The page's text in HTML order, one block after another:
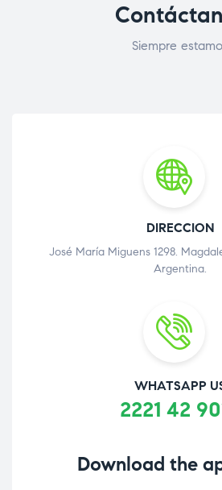
Siempre
DIRECCION
José María Miguens 1298.
Argentina.
WHATSAPP
2221 42
Download the